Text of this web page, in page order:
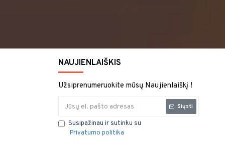
NAUJIENLAIŠKIS
Užsiprenumeruokite mūsų Naujienlaiškį !
Siųsti
Susipažinau ir sutinku su
Privatumo politika